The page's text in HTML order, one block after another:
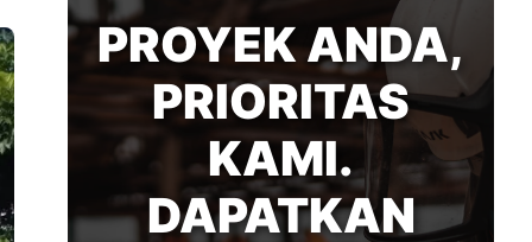
PROYEK ANDA,
PRIORITAS
KAMI.
DAPATKAN